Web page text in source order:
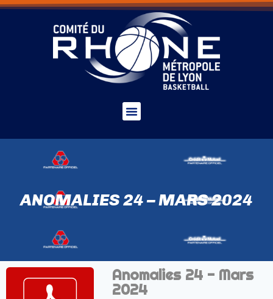
ANOMALIES 24 – MARS 2024
Anomalies 24 - Mars
2024